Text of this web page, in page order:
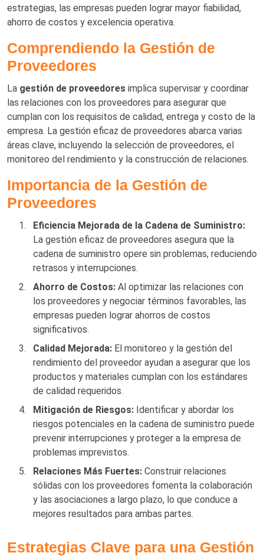
estrategias, las empresas pueden lograr mayor fiabilidad,
ahorro de costos y excelencia operativa.
Comprendiendo la Gestión de
Proveedores
La gestión de proveedores implica supervisar y coordinar
las relaciones con los proveedores para asegurar que
cumplan con los requisitos de calidad, entrega y costo de la
empresa. La gestión eficaz de proveedores abarca varias
áreas clave, incluyendo la selección de proveedores, el
monitoreo del rendimiento y la construcción de relaciones.
Importancia de la Gestión de
Proveedores
Eficiencia Mejorada de la Cadena de Suministro:
La gestión eficaz de proveedores asegura que la
cadena de suministro opere sin problemas, reduciendo
retrasos y interrupciones.
Ahorro de Costos: Al optimizar las relaciones con
los proveedores y negociar términos favorables, las
empresas pueden lograr ahorros de costos
significativos.
Calidad Mejorada: El monitoreo y la gestión del
rendimiento del proveedor ayudan a asegurar que los
productos y materiales cumplan con los estándares
de calidad requeridos.
Mitigación de Riesgos: Identificar y abordar los
riesgos potenciales en la cadena de suministro puede
prevenir interrupciones y proteger a la empresa de
problemas imprevistos.
Relaciones Más Fuertes: Construir relaciones
sólidas con los proveedores fomenta la colaboración
y las asociaciones a largo plazo, lo que conduce a
mejores resultados para ambas partes.
Estrategias Clave para una Gestión